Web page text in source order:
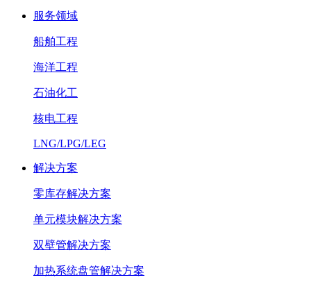
服务领域
船舶工程
海洋工程
石油化工
核电工程
LNG/LPG/LEG
解决方案
零库存解决方案
单元模块解决方案
双壁管解决方案
加热系统盘管解决方案